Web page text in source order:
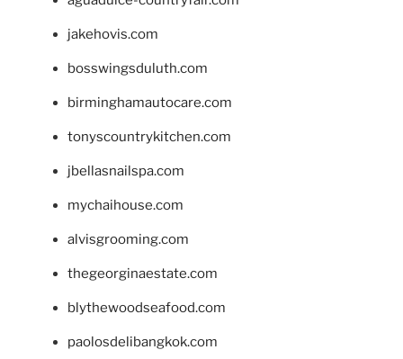
jakehovis.com
bosswingsduluth.com
birminghamautocare.com
tonyscountrykitchen.com
jbellasnailspa.com
mychaihouse.com
alvisgrooming.com
thegeorginaestate.com
blythewoodseafood.com
paolosdelibangkok.com